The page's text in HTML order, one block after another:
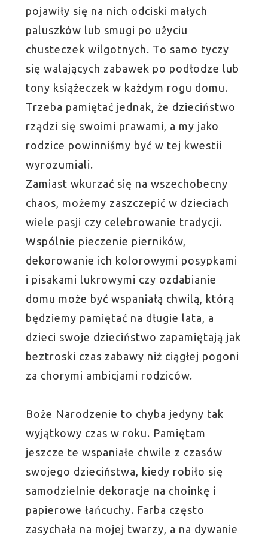
pojawiły się na nich odciski małych
paluszków lub smugi po użyciu
chusteczek wilgotnych. To samo tyczy
się walających zabawek po podłodze lub
tony książeczek w każdym rogu domu.
Trzeba pamiętać jednak, że dzieciństwo
rządzi się swoimi prawami, a my jako
rodzice powinniśmy być w tej kwestii
wyrozumiali.
Zamiast wkurzać się na wszechobecny
chaos, możemy zaszczepić w dzieciach
wiele pasji czy celebrowanie tradycji.
Wspólnie pieczenie pierników,
dekorowanie ich kolorowymi posypkami
i pisakami lukrowymi czy ozdabianie
domu może być wspaniałą chwilą, którą
będziemy pamiętać na długie lata, a
dzieci swoje dzieciństwo zapamiętają jak
beztroski czas zabawy niż ciągłej pogoni
za chorymi ambicjami rodziców.
Boże Narodzenie to chyba jedyny tak
wyjątkowy czas w roku. Pamiętam
jeszcze te wspaniałe chwile z czasów
swojego dzieciństwa, kiedy robiło się
samodzielnie dekoracje na choinkę i
papierowe łańcuchy. Farba często
zasychała na mojej twarzy, a na dywanie